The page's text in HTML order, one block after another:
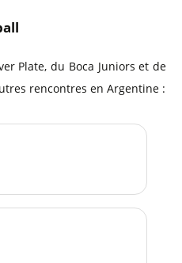
Plate, du Boca Juniors et de
rencontres en Argentine :